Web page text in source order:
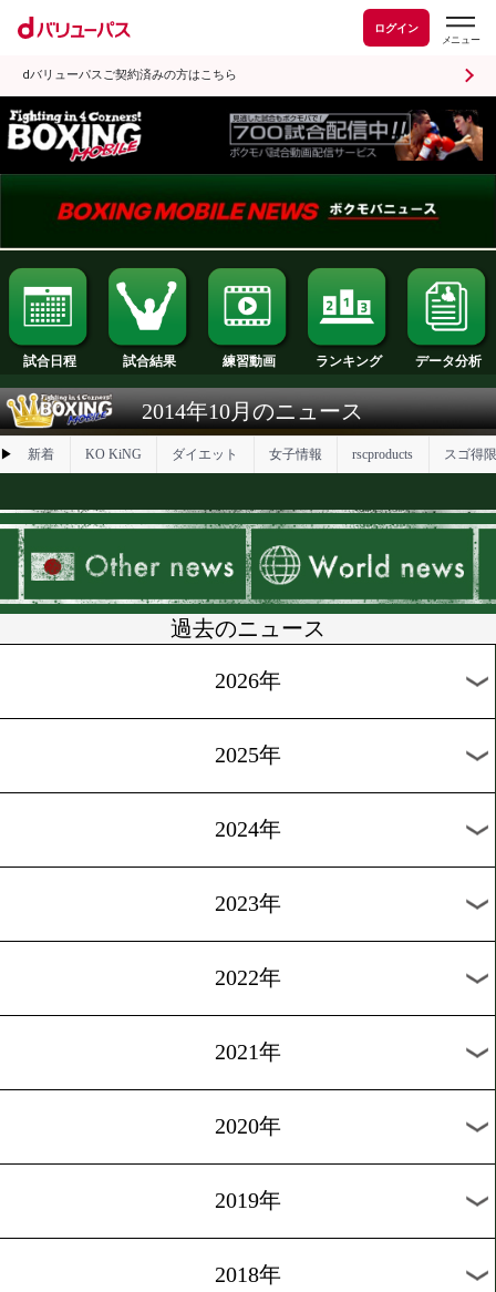
ログイン
dバリューパスご契約済みの方はこちら
試合日程 試合結果 練習動画 ランキング
新着 ダイエット
過去のニュース
2026年
2025年
2023年
2021年